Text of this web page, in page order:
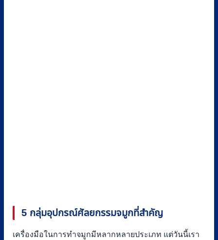
5 กลุ่มอุปกรณ์ศัลยกรรมจมูกที่สำคัญ
เครื่องมือในการทำจมูกมีหลากหลายประเภท แต่วันนี้เรา